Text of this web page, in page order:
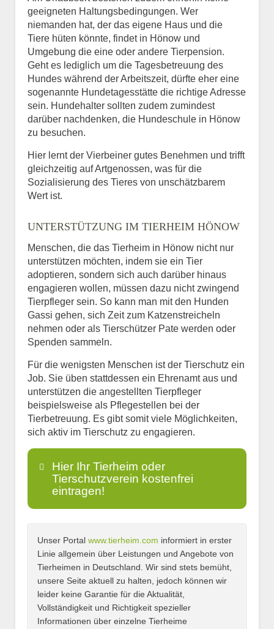
geeigneten Haltungsbedingungen. Wer
niemanden hat, der das eigene Haus und die
Tiere hüten könnte, findet in Hönow und
Umgebung die eine oder andere Tierpension.
Geht es lediglich um die Tagesbetreuung des
Hundes während der Arbeitszeit, dürfte eher eine
sogenannte Hundetagesstätte die richtige Adresse
sein. Hundehalter sollten zudem zumindest
darüber nachdenken, die Hundeschule in Hönow
zu besuchen.
Hier lernt der Vierbeiner gutes Benehmen und trifft
gleichzeitig auf Artgenossen, was für die
Sozialisierung des Tieres von unschätzbarem
Wert ist.
UNTERSTÜTZUNG IM TIERHEIM HÖNOW
Menschen, die das Tierheim in Hönow nicht nur
unterstützen möchten, indem sie ein Tier
adoptieren, sondern sich auch darüber hinaus
engagieren wollen, müssen dazu nicht zwingend
Tierpfleger sein. So kann man mit den Hunden
Gassi gehen, sich Zeit zum Katzenstreicheln
nehmen oder als Tierschützer Pate werden oder
Spenden sammeln.
Für die wenigsten Menschen ist der Tierschutz ein
Job. Sie üben stattdessen ein Ehrenamt aus und
unterstützen die angestellten Tierpfleger
beispielsweise als Pflegestellen bei der
Tierbetreuung. Es gibt somit viele Möglichkeiten,
sich aktiv im Tierschutz zu engagieren.
Hier Ihr Tierheim oder
Tierschutzverein kostenfrei
eintragen!
Name*
E-Mail*
Unser Portal www.tierheim.com informiert in erster
Linie allgemein über Leistungen und Angebote von
Tierheimen in Deutschland. Wir sind stets bemüht,
unsere Seite aktuell zu halten, jedoch können wir
leider keine Garantie für die Aktualität,
Vollständigkeit und Richtigkeit spezieller
Informationen über einzelne Tierheime